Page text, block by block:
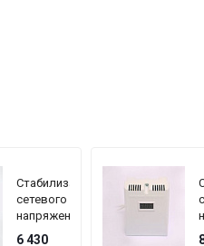
Стабилизатор
сетевого
напряжения
TEPLOCOM
6 430